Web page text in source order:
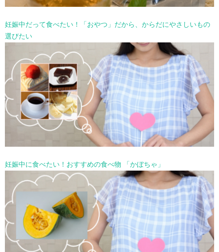
妊娠中だって食べたい！「おやつ」だから、からだにやさしいもの
選びたい
妊娠中に食べたい！おすすめの食べ物 「かぼちゃ」